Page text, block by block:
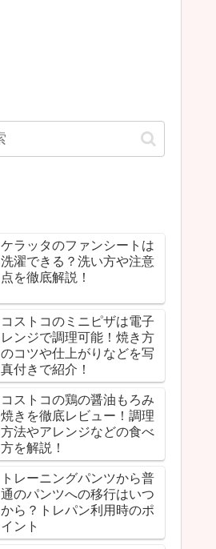
ケラッタのファンシートは
洗濯できる？洗い方や注意
点を徹底解説！
コストコのミニピザは電子
レンジで調理可能！焼き方
のコツや仕上がりなどを写
真付きで紹介！
コストコの鶏の醤油もろみ
焼きを徹底レビュー！調理
方法やアレンジなどの食べ
方を解説！
トレーニングパンツから普
通のパンツへの移行はいつ
から？トレパン利用時のポ
イント